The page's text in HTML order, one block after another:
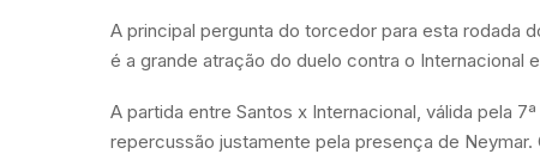
A principal pergunta do torcedor para esta rodada
é a grande atração do duelo contra o Internacional
A partida entre Santos x Internacional, válida pela
repercussão justamente pela presença de